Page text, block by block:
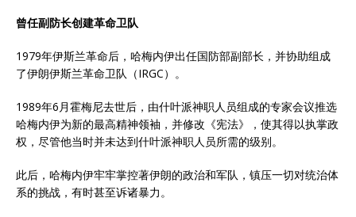
曾任副防长创建革命卫队
1979年伊斯兰革命后，哈梅内伊出任国防部副部长，并协助组成
了伊朗伊斯兰革命卫队（IRGC）。
1989年6月霍梅尼去世后，由什叶派神职人员组成的专家会议推选
哈梅内伊为新的最高精神领袖，并修改《宪法》，使其​​得以执掌政
权，尽管他当时并未达到什叶派神职人员所需的级别。
此后，哈梅内伊牢牢掌控著伊朗的政治和军队，镇压一切对统治体
系的挑战，有时甚至诉诸暴力。